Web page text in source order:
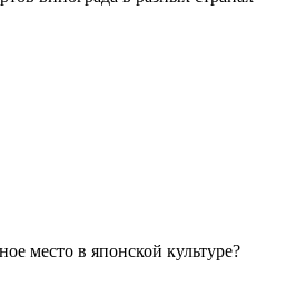
место в японской культуре?